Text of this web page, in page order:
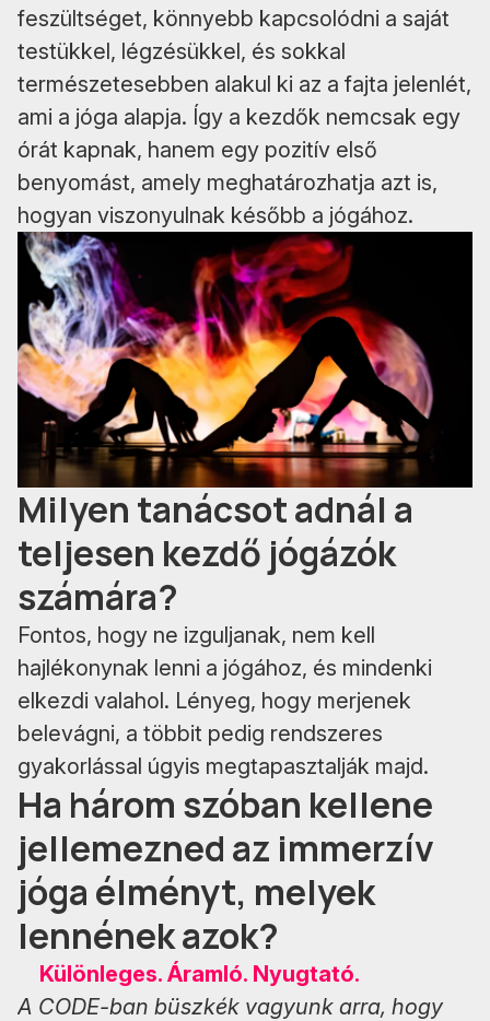
feszültséget, könnyebb kapcsolódni a saját
testükkel, légzésükkel, és sokkal
természetesebben alakul ki az a fajta jelenlét,
ami a jóga alapja. Így a kezdők nemcsak egy
órát kapnak, hanem egy pozitív első
benyomást, amely meghatározhatja azt is,
hogyan viszonyulnak később a jógához.
Milyen tanácsot adnál a
teljesen kezdő jógázók
számára?
Fontos, hogy ne izguljanak, nem kell
hajlékonynak lenni a jógához, és mindenki
elkezdi valahol. Lényeg, hogy merjenek
belevágni, a többit pedig rendszeres
gyakorlással úgyis megtapasztalják majd.
Ha három szóban kellene
jellemezned az immerzív
jóga élményt, melyek
lennének azok?
Különleges. Áramló. Nyugtató.
A CODE-ban büszkék vagyunk arra, hogy